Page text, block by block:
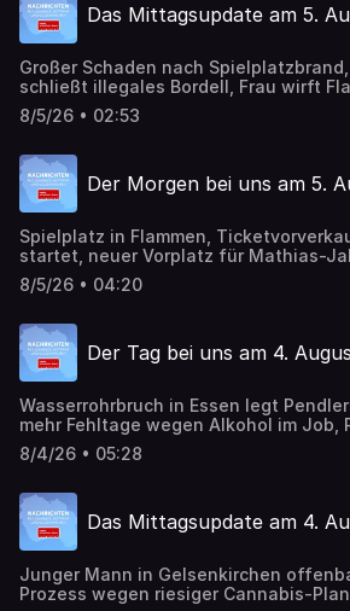
Das Mittagsupdate am 5.
Großer Schaden nach
schließt illegales Bordell, Frau wirft
Linienbus
8/5/26 • 02:53
Der Morgen bei uns am 5.
Spielplatz in Flammen,
startet, neuer Vorplatz für Mathias-
neue Sperrungen in Scholven
8/5/26 • 04:20
Der Tag bei uns am 4.
Wasserrohrbruch in Essen legt
mehr Fehltage wegen Alkohol im Job,
Cannabis-Plantage in Gelsenkirchen
Trockenster Juli bei uns seit 90
8/4/26 • 05:28
Das Mittagsupdate am 4.
Junger Mann in Gelsenkirchen
Prozess wegen riesiger Cannabis-